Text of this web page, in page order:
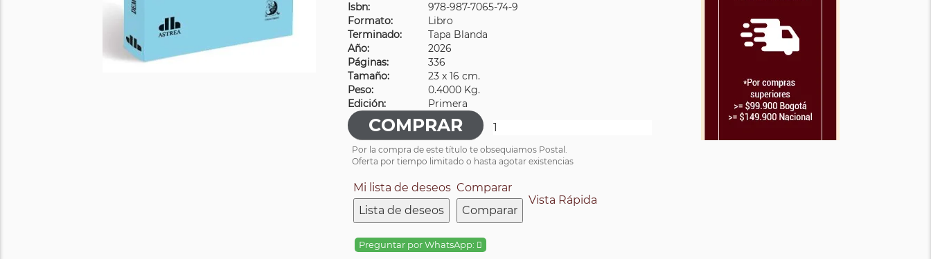
Isbn:
978-987-7065-74-9
Formato:
Libro
Terminado:
Tapa Blanda
Año:
2026
Páginas:
336
Tamaño:
23 x 16 cm.
Peso:
0.4000 Kg.
Edición:
Primera
Por la compra de este título te obsequiamos Postal.
Oferta por tiempo limitado o hasta agotar existencias
Mi lista de deseos
Lista de deseos
Comparar
Comparar
Vista Rápida
Preguntar por WhatsApp: